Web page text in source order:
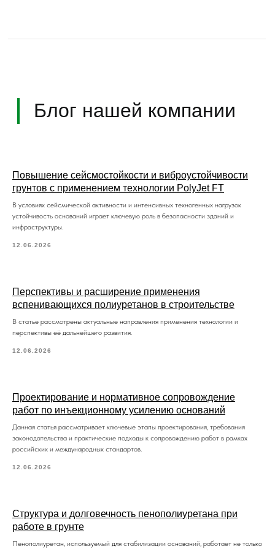
Повышение сейсмостойкости и виброустойчивости
грунтов с применением технологии PolyJet FT
В условиях сейсмической активности и интенсивных техногенных нагрузок
устойчивость оснований играет ключевую роль в безопасности зданий и
инфраструктуры.
12.06.2026
Перспективы и расширение применения
вспенивающихся полиуретанов в строительстве
В статье рассмотрены актуальные направления применения технологии и
перспективы её дальнейшего развития.
12.06.2026
Проектирование и нормативное сопровождение
работ по инъекционному усилению оснований
Данная статья рассматривает ключевые этапы проектирования, требования
законодательства и практические подходы к сопровождению работ в рамках
российских и международных стандартов.
12.06.2026
Структура и долговечность пенополиуретана при
работе в грунте
Пенополиуретан, используемый для стабилизации оснований, работает не только
Частые вопросы и
ответы